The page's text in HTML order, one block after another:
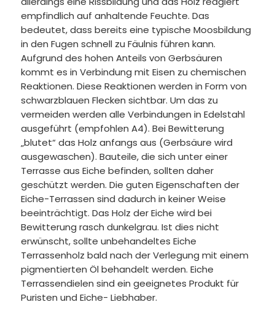
empfindlich auf anhaltende Feuchte. Das
bedeutet, dass bereits eine typische Moosbildung
in den Fugen schnell zu Fäulnis führen kann.
Aufgrund des hohen Anteils von Gerbsäuren
kommt es in Verbindung mit Eisen zu chemischen
Reaktionen. Diese Reaktionen werden in Form von
schwarzblauen Flecken sichtbar. Um das zu
vermeiden werden alle Verbindungen in Edelstahl
ausgeführt (empfohlen A4). Bei Bewitterung
„blutet“ das Holz anfangs aus (Gerbsäure wird
ausgewaschen). Bauteile, die sich unter einer
Terrasse aus Eiche befinden, sollten daher
geschützt werden. Die guten Eigenschaften der
Eiche-Terrassen sind dadurch in keiner Weise
beeinträchtigt. Das Holz der Eiche wird bei
Bewitterung rasch dunkelgrau. Ist dies nicht
erwünscht, sollte unbehandeltes Eiche
Terrassenholz bald nach der Verlegung mit einem
pigmentierten Öl behandelt werden. Eiche
Terrassendielen sind ein geeignetes Produkt für
Puristen und Eiche- Liebhaber.